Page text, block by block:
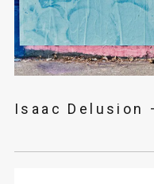
Isaac Delusion